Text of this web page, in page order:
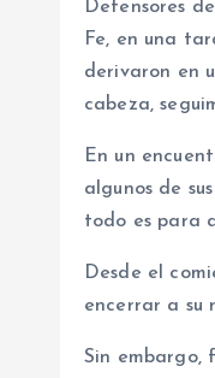
Defensores
Fe, en una
derivaron en
cabeza,
En un
algunos de
todo es para
Desde el
encerrar a su
Sin embargo,